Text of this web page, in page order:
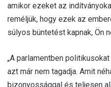
amikor ezeket az
reméljük, hogy ezek az
súlyos büntetést kapnak, Ön
„A parlamentben
azt már nem tagadja. Amit
bizonyossággal és teljesen